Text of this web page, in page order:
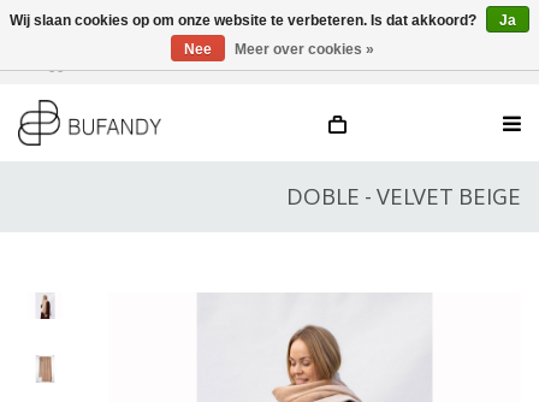
DE / EN
DOBLE - VELVET BEIGE
Wij slaan cookies op om onze website te verbeteren. Is dat akkoord?
Ja
Nee
Meer over cookies »